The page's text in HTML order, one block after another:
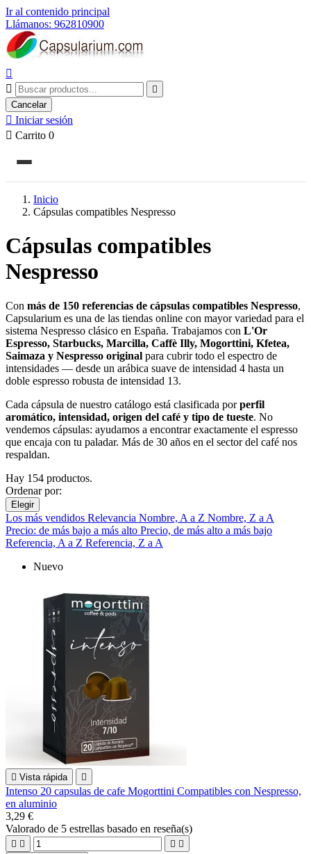
Ir al contenido principal
Llámanos: 962810900



Cancelar
 Iniciar sesión
 Carrito 0
Inicio
Cápsulas compatibles Nespresso
Cápsulas compatibles
Nespresso
Con más de 150 referencias de cápsulas compatibles Nespresso,
Capsularium es una de las tiendas online con mayor variedad para el
sistema Nespresso clásico en España. Trabajamos con L'Or
Espresso, Starbucks, Marcilla, Caffè Illy, Mogorttini, Kfetea,
Saimaza y Nespresso original para cubrir todo el espectro de
intensidades — desde un arábica suave de intensidad 4 hasta un
doble espresso robusta de intensidad 13.
Cada cápsula de nuestro catálogo está clasificada porperfil
aromático, intensidad, origen del café y tipo de tueste. No
vendemos cápsulas: ayudamos a encontrar exactamente el espresso
que encaja con tu paladar. Más de 30 años en el sector del café nos
respaldan.
Hay 154 productos.
Ordenar por:
Elegir
Los más vendidos Relevancia Nombre, A a Z Nombre, Z a A
Precio: de más bajo a más alto Precio, de más alto a más bajo
Referencia, A a Z Referencia, Z a A
Nuevo
 Vista rápida 
Intenso 20 capsulas de cafe Mogorttini Compatibles con Nespresso,
en aluminio
3,29 €
Valorado de 5 estrellas basado en reseña(s)
   